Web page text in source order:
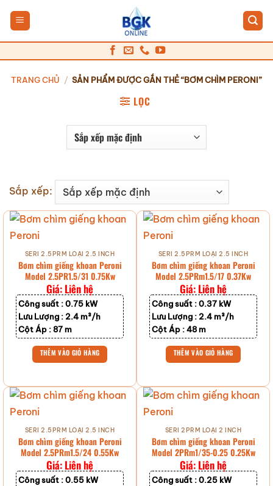
qua
nội
dung
TRANG CHỦ / SẢN PHẨM ĐƯỢC GẮN THẺ “BƠM CHÌM PERONI”
LỌC
Sắp xếp:
SERI 2.5PRM LOẠI 2.5 INCH
Bơm chìm giếng khoan Peroni
Model 2.5PR1.5/31 0.75Kw
Giá: Liên hệ
Công suất :0.75 kW
Lưu Lượng : 2.4 m³/h
Cột Áp :87 m
THÊM VÀO GIỎ HÀNG
SERI 2.5PRM LOẠI 2.5 INCH
Bơm chìm giếng khoan Peroni
Model 2.5PRm1.5/17 0.37Kw
Giá: Liên hệ
Công suất :0.37 kW
Lưu Lượng : 2.4 m³/h
Cột Áp :48 m
THÊM VÀO GIỎ HÀNG
SERI 2.5PRM LOẠI 2.5 INCH
Bơm chìm giếng khoan Peroni
Model 2.5PRm1.5/24 0.55Kw
Giá: Liên hệ
Công suất :0.55 kW
SERI 2PRM LOẠI 2 INCH
Bơm chìm giếng khoan Peroni
Model 2PRm1/35-0.25 0.25Kw
Giá: Liên hệ
Công suất :0.25 kW